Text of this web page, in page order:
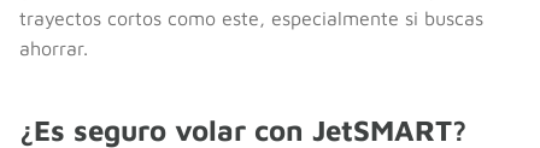
trayectos cortos como este, especialmente si buscas
ahorrar.
¿Es seguro volar con JetSMART?